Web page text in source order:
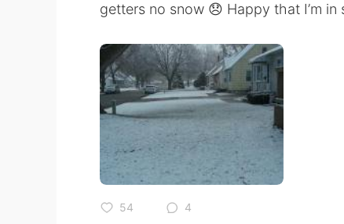
getters no snow 😞 Happy that I’m in
54 4